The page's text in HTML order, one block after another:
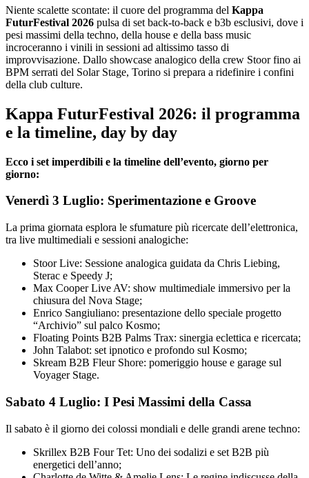
Niente scalette scontate: il cuore del programma del Kappa
FuturFestival 2026 pulsa di set back-to-back e b3b esclusivi, dove i
pesi massimi della techno, della house e della bass music
incroceranno i vinili in sessioni ad altissimo tasso di
improvvisazione. Dallo showcase analogico della crew Stoor fino ai
BPM serrati del Solar Stage, Torino si prepara a ridefinire i confini
della club culture.
Kappa FuturFestival 2026: il programma
e la timeline, day by day
Ecco i set imperdibili e la timeline dell’evento, giorno per
giorno:
Venerdì 3 Luglio: Sperimentazione e Groove
La prima giornata esplora le sfumature più ricercate dell’elettronica,
tra live multimediali e sessioni analogiche:
Stoor Live: Sessione analogica guidata da Chris Liebing,
Sterac e Speedy J;
Max Cooper Live AV: show multimediale immersivo per la
chiusura del Nova Stage;
Enrico Sangiuliano: presentazione dello speciale progetto
“Archivio” sul palco Kosmo;
Floating Points B2B Palms Trax: sinergia eclettica e ricercata;
John Talabot: set ipnotico e profondo sul Kosmo;
Skream B2B Fleur Shore: pomeriggio house e garage sul
Voyager Stage.
Sabato 4 Luglio: I Pesi Massimi della Cassa
Il sabato è il giorno dei colossi mondiali e delle grandi arene techno:
Skrillex B2B Four Tet: Uno dei sodalizi e set B2B più
energetici dell’anno;